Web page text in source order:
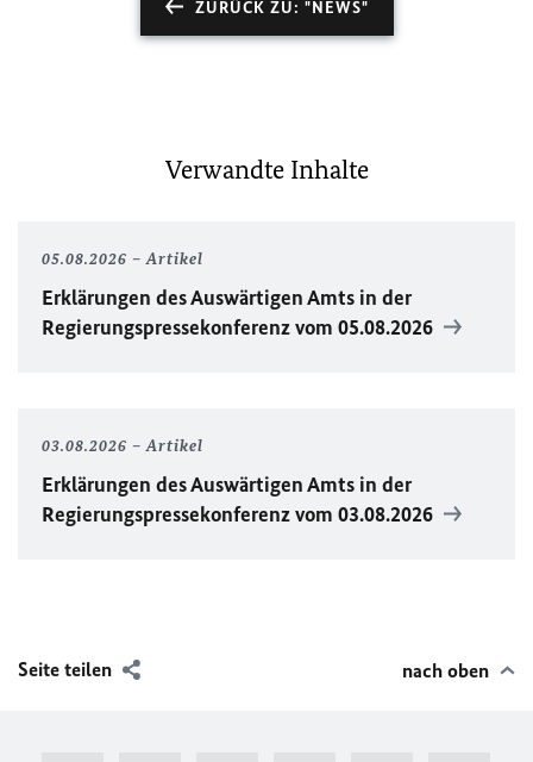
ZURÜCK ZU: "NEWS"
Verwandte Inhalte
05.08.2026 Artikel
Erklärungen des Auswärtigen Amts in der
Regierungspressekonferenz vom 05.08.2026
03.08.2026 Artikel
Erklärungen des Auswärtigen Amts in der
Regierungspressekonferenz vom 03.08.2026
Seite teilen nach oben